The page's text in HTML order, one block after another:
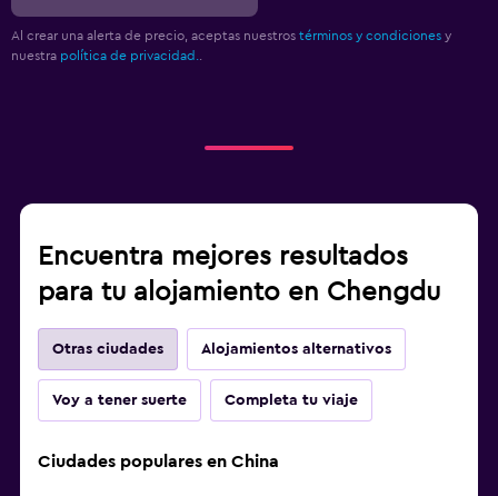
Al crear una alerta de precio, aceptas nuestros términos y condiciones y
nuestra política de privacidad.
Encuentra mejores resultados
para tu alojamiento en Chengdu
Otras ciudades Alojamientos alternativos
Voy a tener suerte Completa tu viaje
Ciudades populares en China